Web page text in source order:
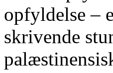
opfyldelse –
skrivende